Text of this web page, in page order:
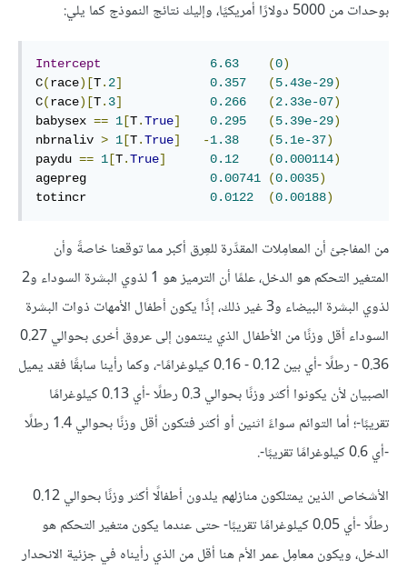
بوحدات من 5000 دولارًا أمريكيًا، وإليك نتائج النموذج كما يلي:
Intercept 6.63 (0)
C(race)[T. 2] 0.357 (5.43e-29)
C(race)[T. 3] 0.266 (2.33e-07)
babysex == 1 [T.True] 0.295 (5.39e-29)
nbrnaliv > 1 [T.True] -1.38 (5.1e-37)
paydu == 1 [T.True] 0.12 (0.000114)
agepreg 0.00741 (0.0035)
totincr 0.0122 (0.00188)
من المفاجئ أن المعامِلات المقدَّرة للعِرق أكبر مما توقعنا خاصةً وأن
المتغير التحكم هو الدخل، علمًا أن الترميز هو 1 لذوي البشرة السوداء و2
لذوي البشرة البيضاء و3 غير ذلك، إذًا يكون أطفال الأمهات ذوات البشرة
السوداء أقل وزنًا من الأطفال الذي ينتمون إلى عروق أخرى بحوالي 0.27‎
- 0.36 رطلًا -أي بين 0.12 - 0.16 كيلوغرامًا-، وكما رأينا سابقًا فقد يميل
الصبيان لأن يكونوا أكثر وزنًا بحوالي 0.3 رطلًا -أي 0.13 كيلوغرامًا
تقريبًا-؛ أما التوائم سواءً اثنين أو أكثر فتكون أقل وزنًا بحوالي 1.4 رطلًا
-أي 0.6 كيلوغرامًا تقريبًا-.
الأشخاص الذين يمتلكون منازلهم يلدون أطفالًا أكثر وزنًا بحوالي 0.12
رطلًا -أي 0.05 كيلوغرامًا تقريبًا- حتى عندما يكون متغير التحكم هو
الدخل، ويكون معامِل عمر الأم هنا أقل من الذي رأيناه في جزئية الانحدار